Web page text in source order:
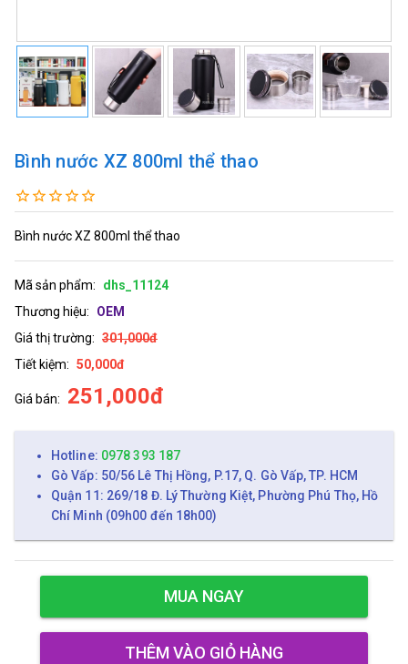
Bình nước XZ 800ml thể thao
Bình nước XZ 800ml thể thao
Mã sản phẩm:
dhs_11124
Thương hiệu:
OEM
Giá thị trường: 301,000đ
Tiết kiệm: 50,000đ
Giá bán: 251,000đ
Hotline: 0978 393 187
Gò Vấp: 50/56 Lê Thị Hồng, P.17, Q. Gò Vấp, TP. HCM
Quận 11: 269/18 Đ. Lý Thường Kiệt, Phường Phú Thọ, Hồ
Chí Minh (09h00 đến 18h00)
MUA NGAY
THÊM VÀO GIỎ HÀNG